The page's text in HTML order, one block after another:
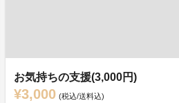
お気持ちの支援(3,000円)
¥3,000 (税込/送料込)